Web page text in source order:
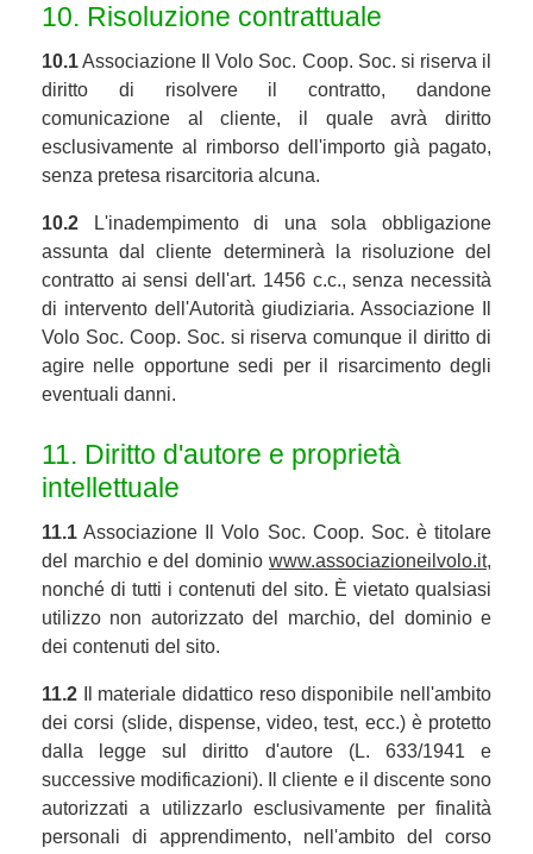
10. Risoluzione contrattuale
10.1Associazione Il Volo Soc. Coop. Soc. si riserva il
diritto di risolvere il contratto, dandone
comunicazione al cliente, il quale avrà diritto
esclusivamente al rimborso dell'importo già pagato,
senza pretesa risarcitoria alcuna.
10.2 L'inadempimento di una sola obbligazione
assunta dal cliente determinerà la risoluzione del
contratto ai sensi dell'art. 1456 c.c., senza necessità
di intervento dell'Autorità giudiziaria. Associazione Il
Volo Soc. Coop. Soc. si riserva comunque il diritto di
agire nelle opportune sedi per il risarcimento degli
eventuali danni.
11. Diritto d'autore e proprietà
intellettuale
11.1 Associazione Il Volo Soc. Coop. Soc. è titolare
del marchio e del dominio www.associazioneilvolo.it,
nonché di tutti i contenuti del sito. È vietato qualsiasi
utilizzo non autorizzato del marchio, del dominio e
dei contenuti del sito.
11.2 Il materiale didattico reso disponibile nell'ambito
dei corsi (slide, dispense, video, test, ecc.) è protetto
dalla legge sul diritto d'autore (L. 633/1941 e
successive modificazioni). Il cliente e il discente sono
autorizzati a utilizzarlo esclusivamente per finalità
personali di apprendimento, nell'ambito del corso